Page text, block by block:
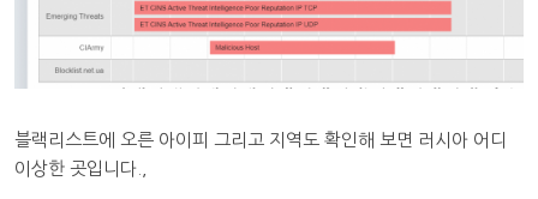
블랙리스트에 오른 아이피 그리고 지역도 확인해 보면 러시아 어디
이상한 곳입니다.,